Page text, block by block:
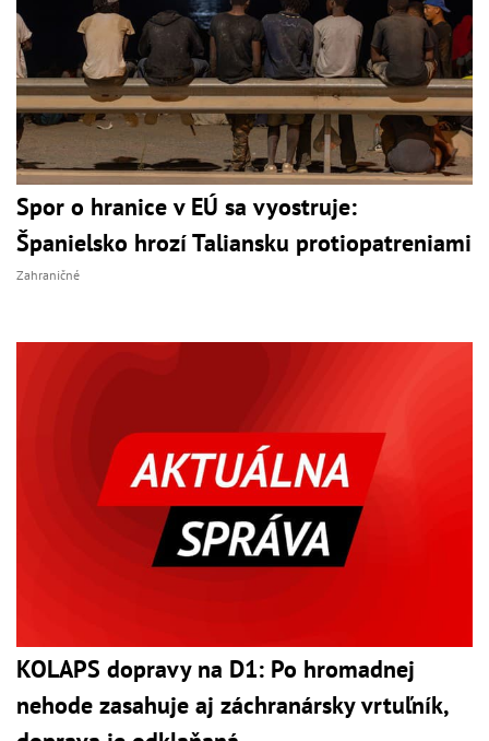
Spor o hranice v EÚ sa vyostruje:
Španielsko hrozí Taliansku protiopatreniami
Zahraničné
KOLAPS dopravy na D1: Po hromadnej
nehode zasahuje aj záchranársky vrtuľník,